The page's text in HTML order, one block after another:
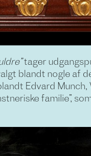
tager
blandt nogle af
Edvard Munch,
familie”,